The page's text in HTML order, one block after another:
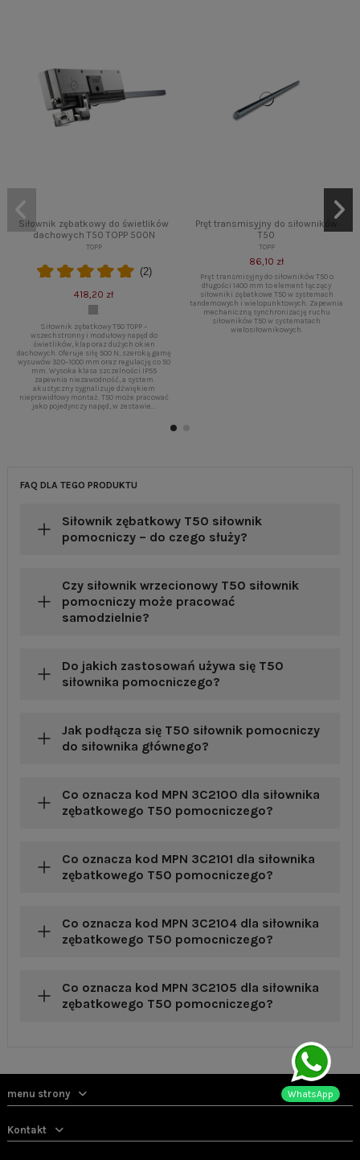
Siłownik zębatkowy do świetlików
dachowych T50 TOPP 500N
TOPP
(2)
418,20 zł
Siłownik zębatkowy T50 TOPP –
wszechstronny i modułowy napęd do
świetlików, klap oraz dużych okien
dachowych. Oferuje siłę 500 N, szeroką gamę
wysuwów 320–1000 mm oraz regulację co 50
mm. Wysoka klasa szczelności IP55
zapewnia niezawodność, a system
akustyczny sygnalizuje dźwiękiem
nieprawidłowy montaż. T50 może pracować
jako pojedynczy napęd, w zestawie...
Pręt transmisyjny do siłowników
T50
TOPP
86,10 zł
Pręt transmisyjny do siłowników T50 o
długości 1400 mm to element łączący
siłowniki zębatkowe T50 w systemach
tandemowych i wielopunktowych. Zapewnia
mechaniczną synchronizację ruchu
siłowników T50 w systematach
wielosiłownikowych.
FAQ DLA TEGO PRODUKTU
Siłownik zębatkowy T50 siłownik
pomocniczy – do czego służy?
Czy siłownik wrzecionowy T50 siłownik
pomocniczy może pracować
samodzielnie?
Do jakich zastosowań używa się T50
siłownika pomocniczego?
Jak podłącza się T50 siłownik pomocniczy
do siłownika głównego?
Co oznacza kod MPN 3C2100 dla siłownika
zębatkowego T50 pomocniczego?
Co oznacza kod MPN 3C2101 dla siłownika
zębatkowego T50 pomocniczego?
Co oznacza kod MPN 3C2104 dla siłownika
zębatkowego T50 pomocniczego?
Co oznacza kod MPN 3C2105 dla siłownika
zębatkowego T50 pomocniczego?
menu strony
Kontakt
WhatsApp